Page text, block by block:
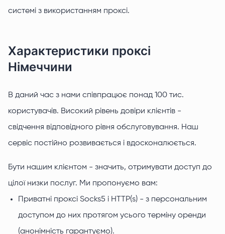
системі з використанням проксі.
Характеристики проксі
Німеччини
В даний час з нами співпрацює понад 100 тис.
користувачів. Високий рівень довіри клієнтів -
свідчення відповідного рівня обслуговування. Наш
сервіс постійно розвивається і вдосконалюється.
Бути нашим клієнтом - значить, отримувати доступ до
цілої низки послуг. Ми пропонуємо вам:
Приватні проксі Socks5 і HTTP(s) - з персональним
доступом до них протягом усього терміну оренди
(анонімність гарантуємо).